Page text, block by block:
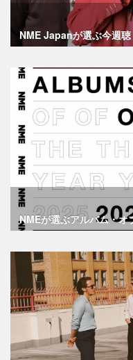
NME Japanが選ぶ今週
NMEが選ぶアルバム・オ